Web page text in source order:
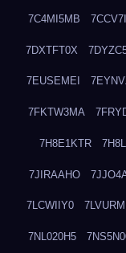
7C4MI5MB
7DXTFT0X
7EUSEMEI
7FKTW3MA
7H8E1KTR
7JIRAAHO
7LCWIIY0
7NL020H5